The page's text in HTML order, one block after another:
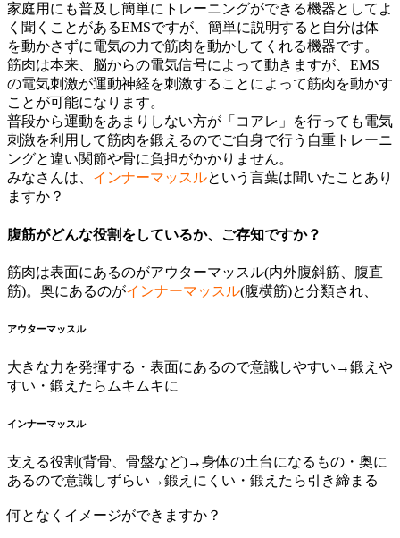
家庭用にも普及し簡単にトレーニングができる機器としてよ
く聞くことがあるEMSですが、簡単に説明すると自分は体
を動かさずに電気の力で筋肉を動かしてくれる機器です。
筋肉は本来、脳からの電気信号によって動きますが、EMS
の電気刺激が運動神経を刺激することによって筋肉を動かす
ことが可能になります。
普段から運動をあまりしない方が「コアレ」を行っても電気
刺激を利用して筋肉を鍛えるのでご自身で行う自重トレーニ
ングと違い関節や骨に負担がかかりません。
みなさんは、 インナーマッスルという言葉は聞いたことあり
ますか？
腹筋がどんな役割をしているか、ご存知ですか？
筋肉は表面にあるのがアウターマッスル(内外腹斜筋、腹直
筋)。奥にあるのがインナーマッスル(腹横筋)と分類され、
アウターマッスル
大きな力を発揮する・表面にあるので意識しやすい→鍛えや
すい・鍛えたらムキムキに
インナーマッスル
支える役割(背骨、骨盤など)→身体の土台になるもの・奥に
あるので意識しずらい→鍛えにくい・鍛えたら引き締まる
何となくイメージができますか？